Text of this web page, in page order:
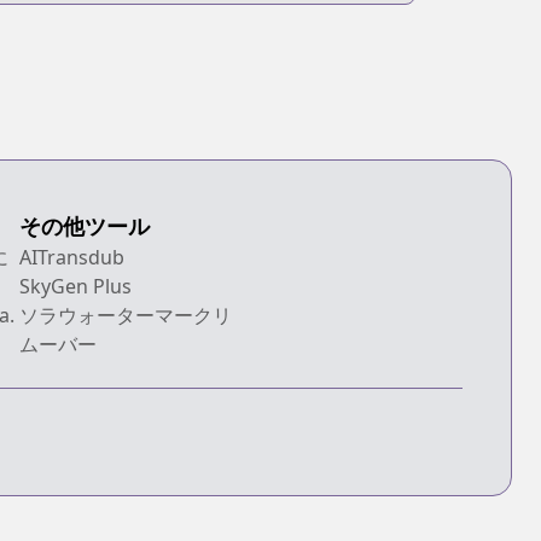
その他ツール
AITransdub
SkyGen Plus
ソラウォーターマークリ
ムーバー